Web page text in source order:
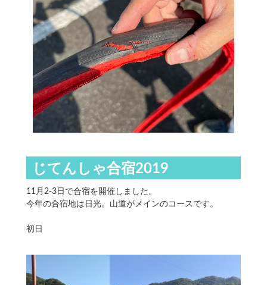
じてんしゃ合宿2019
11月2-3日で合宿を開催しました。
今年の合宿地は日光。山道がメインのコースです。
初日